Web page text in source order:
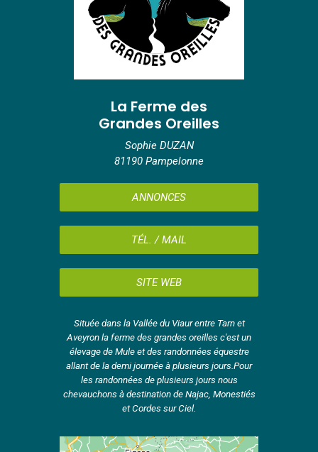
La Ferme des
Grandes Oreilles
Sophie DUZAN
81190 Pampelonne
ANNONCES
TÉL. / MAIL
SITE WEB
Située dans la Vallée du Viaur entre Tarn et
Aveyron la ferme des grandes oreilles c'est un
élevage de Mule et des randonnées équestre
allant de la demi journée à plusieurs jours.Pour
les randonnées de plusieurs jours nous
chevauchons à destination de Najac, Monestiés
et Cordes sur Ciel.